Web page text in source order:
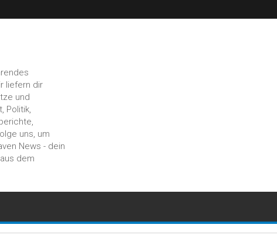
liefern dir
und
Politik,
uns, um
News - dein
dem